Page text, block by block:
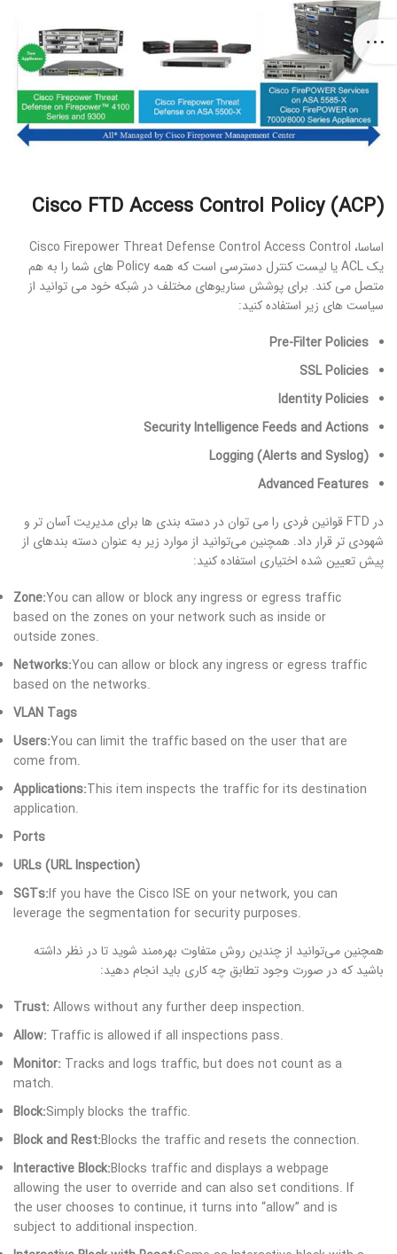
Cisco FTD Access Control Policy (ACP)
اساسا، Cisco Firepower Threat Defense Control Access Control
یک ACL یا لیست کنترل دسترسی است که همه Policy های شما را به هم
متصل می کند. برای پوشش سناریوهای مختلف در شبکه خود می توانید از
سیاست های زیر استفاده کنید:
Pre-Filter Policies
SSL Policies
Identity Policies
Security Intelligence Feeds and Actions
Logging (Alerts and Syslog)
Advanced Features
در FTD قوانین فردی را می توان در دسته بندی ها برای مدیریت آسان تر و
شهودی تر قرار داد. همچنین می‌توانید از موارد زیر به عنوان دسته بندهای از
پیش تعیین شده اختیاری استفاده کنید:
Zone:You can allow or block any ingress or egress traffic
based on the zones on your network such as inside or
outside zones.
Networks:You can allow or block any ingress or egress traffic
based on the networks.
VLAN Tags
Users:You can limit the traffic based on the user that are
come from.
Applications:This item inspects the traffic for its destination
application.
Ports
URLs (URL Inspection)
SGTs:If you have the Cisco ISE on your network, you can
leverage the segmentation for security purposes.
همچنین می‌توانید از چندین روش متفاوت بهره‌مند شوید تا در نظر داشته
باشید که در صورت وجود تطابق چه کاری باید انجام دهید:
Trust: Allows without any further deep inspection.
Allow: Traffic is allowed if all inspections pass.
Monitor: Tracks and logs traffic, but does not count as a
match.
Block:Simply blocks the traffic.
Block and Rest:Blocks the traffic and resets the connection.
Interactive Block:Blocks traffic and displays a webpage
allowing the user to override and can also set conditions. If
the user chooses to continue, it turns into “allow” and is
subject to additional inspection.